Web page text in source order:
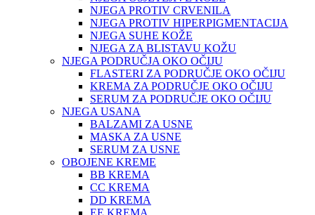
NJEGA PROTIV CRVENILA
NJEGA PROTIV HIPERPIGMENTACIJA
NJEGA SUHE KOŽE
NJEGA ZA BLISTAVU KOŽU
NJEGA PODRUČJA OKO OČIJU
FLASTERI ZA PODRUČJE OKO OČIJU
KREMA ZA PODRUČJE OKO OČIJU
SERUM ZA PODRUČJE OKO OČIJU
NJEGA USANA
BALZAMI ZA USNE
MASKA ZA USNE
SERUM ZA USNE
OBOJENE KREME
BB KREMA
CC KREMA
DD KREMA
EE KREMA